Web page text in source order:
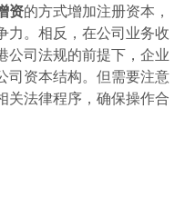
资的方式增加注册资本，
力。相反，在公司业务收
公司法规的前提下，企业
司资本结构。但需要注意
关法律程序，确保操作合